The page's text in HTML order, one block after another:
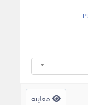
معاينة